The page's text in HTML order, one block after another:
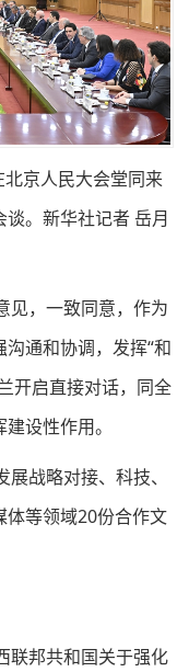
京人民大会堂同来
。新华社记者 岳月
见，一致同意，作为
通和协调，发挥“和
开启直接对话，同全
设性作用。
战略对接、科技、
体等领域20份合作文
联邦共和国关于强化